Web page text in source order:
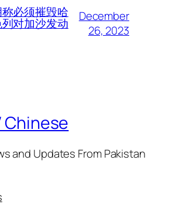
必须摧毁哈
对加沙发动
December
26, 2023
Chinese
and Updates From Pakistan